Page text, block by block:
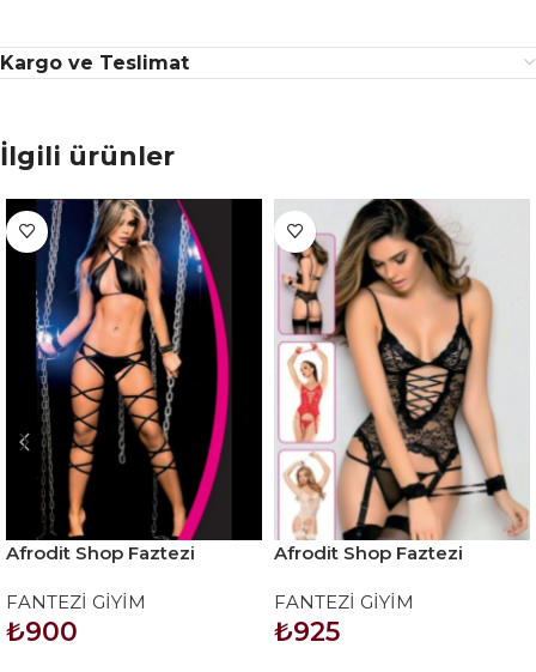
Kargo ve Teslimat
İlgili ürünler
Afrodit Shop Faztezi
FANTEZİ GİYİM
₺900
Afrodit Shop Faztezi
FANTEZİ GİYİM
₺925